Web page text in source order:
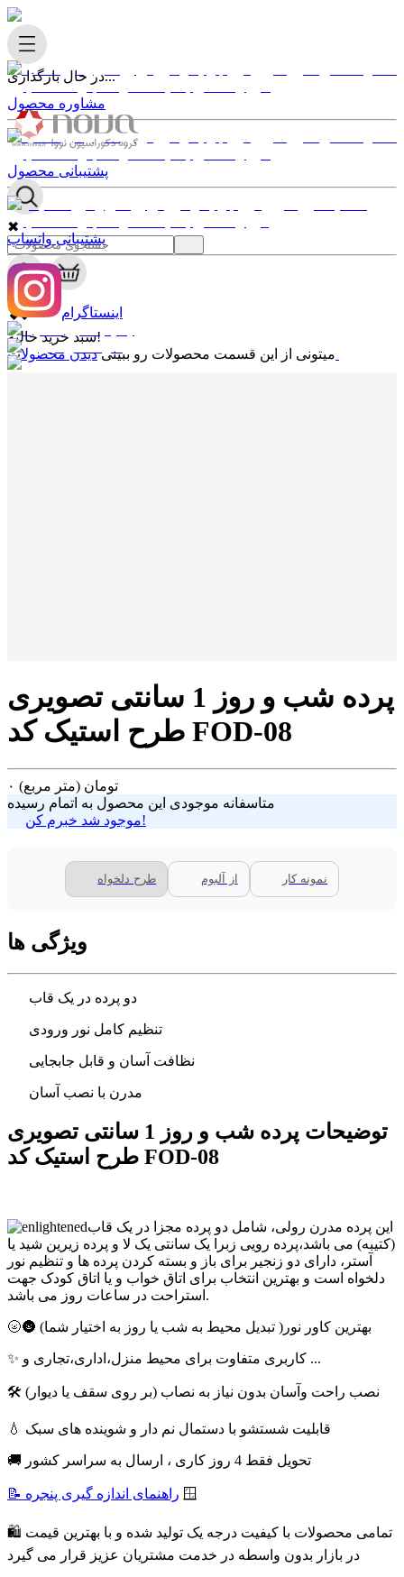
در حال بارگذاری...
✖
0
✖
سبد خرید خالیه!
میتونی از این قسمت محصولات رو ببینی
مشاوره محصول
پشتیبانی محصول
پشتیبانی واتساپ
اینستاگرام
پرده شب و روز 1 سانتی تصویری
طرح استیک کد FOD-08
۰ تومان (متر مربع)
متاسفانه موجودی این محصول به اتمام رسیده
موجود شد خبرم کن!
طرح دلخواه از آلبوم نمونه کار
ویژگی ها
دو پرده در یک قاب
تنظیم کامل نور ورودی
نظافت آسان و قابل جابجایی
مدرن با نصب آسان
توضیحات پرده شب و روز 1 سانتی تصویری
طرح استیک کد FOD-08
این پرده مدرن رولی، شامل دو پرده مجزا در یک قاب
(کتیبه) می باشد،پرده رویی زبرا یک سانتی یک لا و پرده زیرین شید یا
آستر، دارای دو زنجیر برای باز و بسته کردن پرده ها و تنظیم نور
دلخواه است و بهترین انتخاب برای اتاق خواب و یا اتاق کودک جهت
استراحت در ساعات روز می باشد.
🌝🌚 بهترین کاور نور( تبدیل محیط به شب یا روز به اختیار شما)
✨ کاربری متفاوت برای محیط منزل،اداری،تجاری و ...
🛠 نصب راحت وآسان بدون نیاز به نصاب (بر روی سقف یا دیوار)
💧 قابلیت شستشو با دستمال نم دار و شوینده های سبک
🚚 تحویل فقط 4 روز کاری ، ارسال به سراسر کشور
📝 راهنمای اندازه گیری پنجره 🪟
🛍 تمامی محصولات با کیفیت درجه یک تولید شده و با بهترین قیمت
در بازار بدون واسطه در خدمت مشتریان عزیز قرار می گیرد